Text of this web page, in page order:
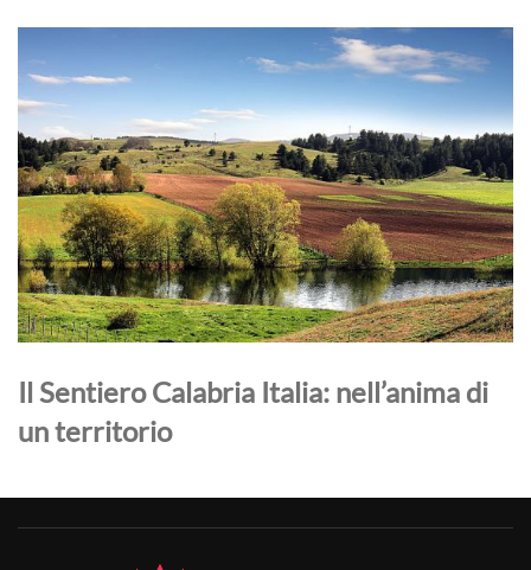
Il Sentiero Calabria Italia: nell’anima di
un territorio